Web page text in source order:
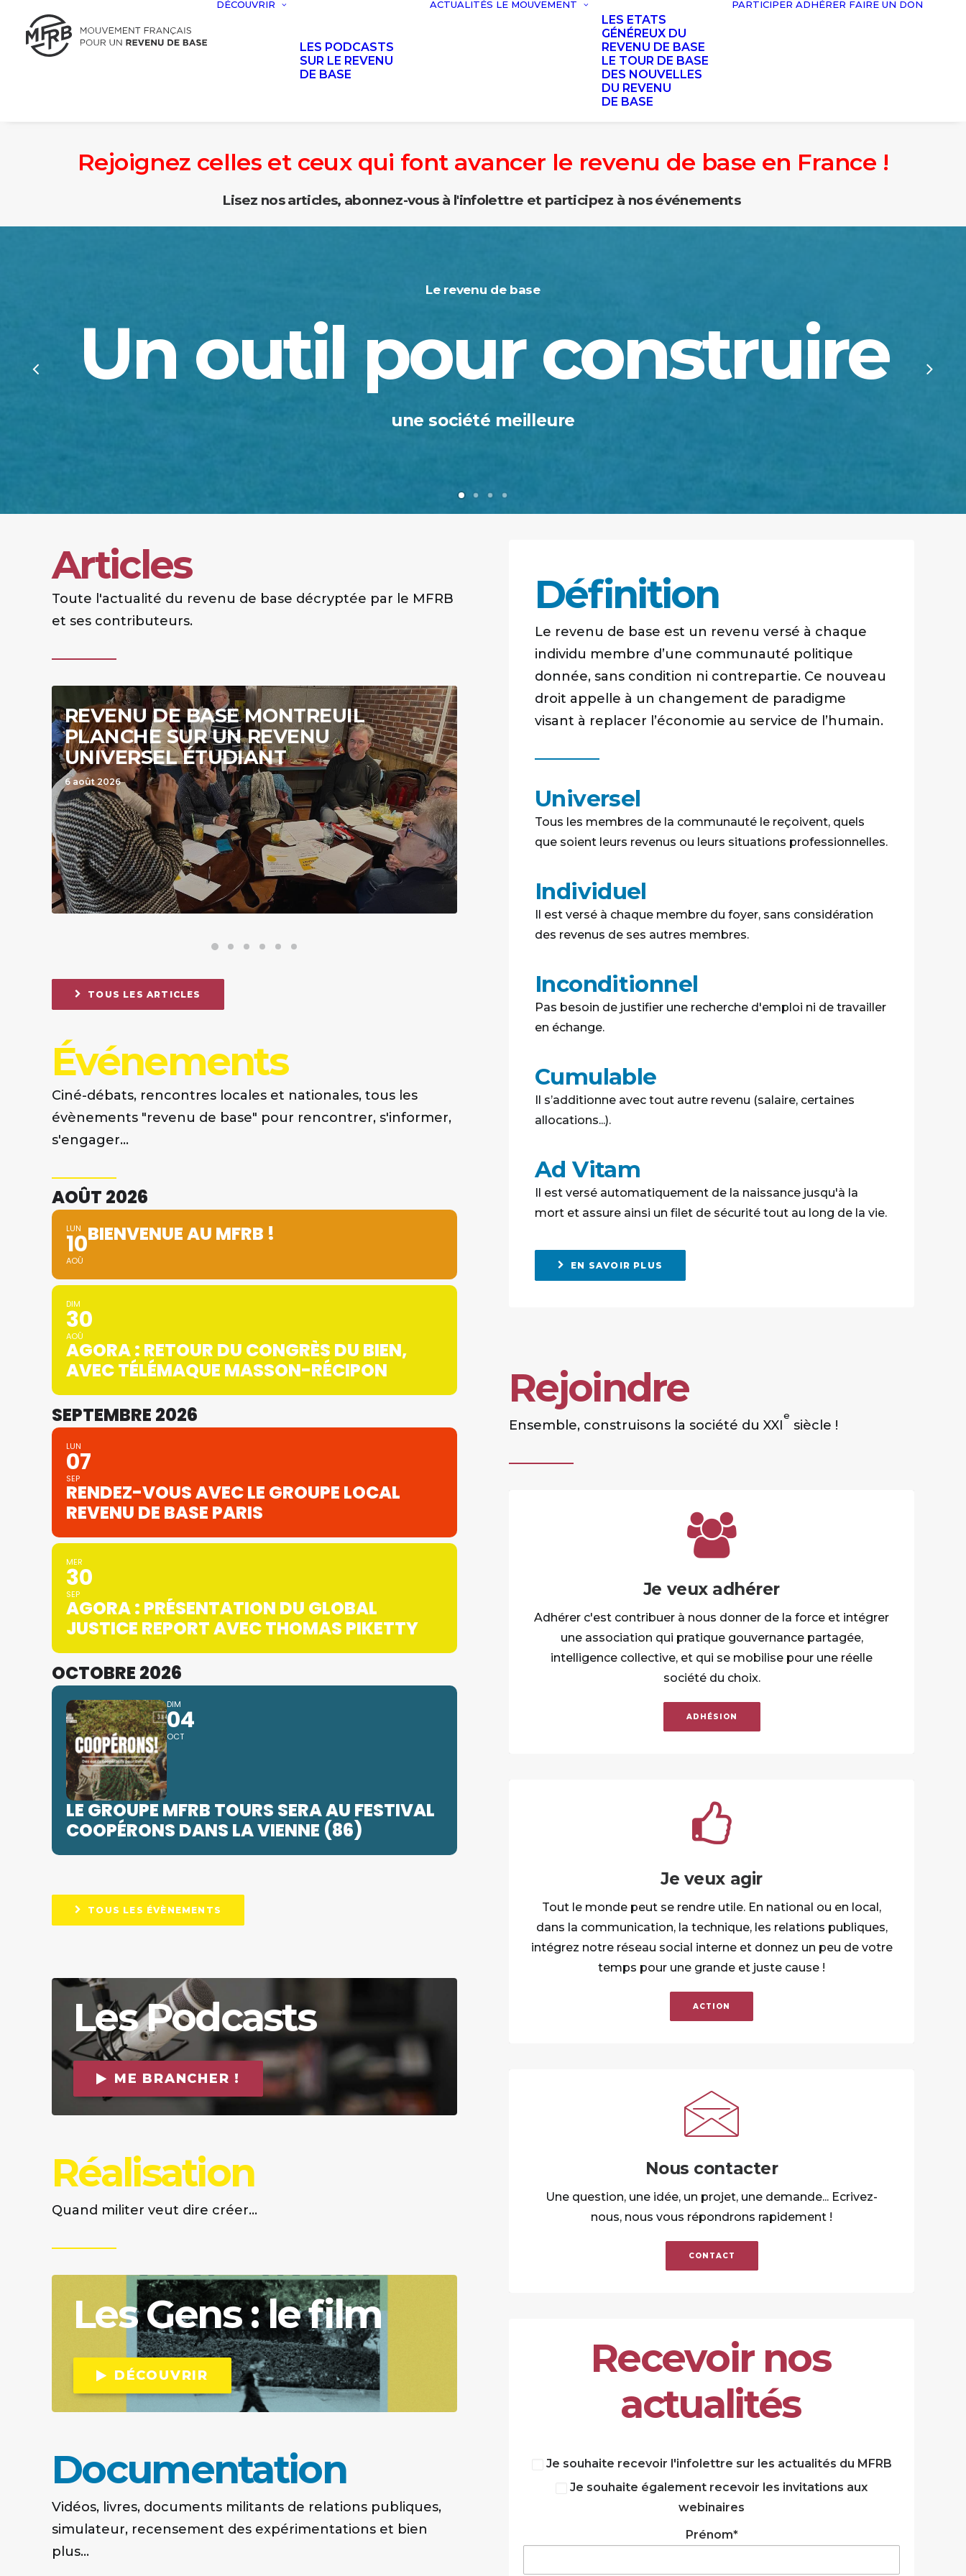
DÉCOUVRIR
LES PODCASTS
SUR LE REVENU
DE BASE
ACTUALITÉS LE MOUVEMENT
LES ETATS
GÉNÉREUX DU
REVENU DE BASE
LE TOUR DE BASE
DES NOUVELLES
DU REVENU
DE BASE
PARTICIPER ADHÉRER FAIRE UN DON
Rejoignez celles et ceux qui font avancer le revenu de base en France !
Lisez nos articles, abonnez-vous à l'infolettre et participez à nos événements
Le revenu de base
Un outil pour construire
une société meilleure
Articles
Toute l'actualité du revenu de base décryptée par le MFRB
et ses contributeurs.
PARIS, GROUPE HISTORIQUE ET
ENGAGÉ SUR PLUSIEURS FRONTS
3 août 2026
LA FABULEUSE HISTOIRE DU GROUPE
LOCAL DE LILLE
20 juillet 2026
TOUS LES ARTICLES
Événements
Ciné-débats, rencontres locales et nationales, tous les
évènements "revenu de base" pour rencontrer, s'informer,
s'engager...
AOÛT 2026
LUN
10
AOÛ
BIENVENUE AU MFRB !
DIM
30
AOÛ
AGORA : RETOUR DU CONGRÈS DU BIEN,
AVEC TÉLÉMAQUE MASSON-RÉCIPON
SEPTEMBRE 2026
LUN
07
SEP
RENDEZ-VOUS AVEC LE GROUPE LOCAL
REVENU DE BASE PARIS
MER
30
SEP
AGORA : PRÉSENTATION DU GLOBAL
JUSTICE REPORT AVEC THOMAS PIKETTY
OCTOBRE 2026
DIM
04
OCT
LE GROUPE MFRB TOURS SERA AU FESTIVAL
COOPÉRONS DANS LA VIENNE (86)
TOUS LES ÉVÈNEMENTS
LesPodcasts
ME BRANCHER !
Réalisation
Quand militer veut dire créer...
LesGens:le film
DÉCOUVRIR
Documentation
Vidéos, livres, documents militants de relations publiques,
simulateur, recensement des expérimentations et bien
plus...
Définition
Le revenu de base est un revenu versé à chaque
individu membre d’une communauté politique
donnée, sans condition ni contrepartie. Ce nouveau
droit appelle à un changement de paradigme
visant à replacer l’économie au service de l’humain.
Universel
Tous les membres de la communauté le reçoivent, quels
que soient leurs revenus ou leurs situations professionnelles.
Individuel
Il est versé à chaque membre du foyer, sans considération
des revenus de ses autres membres.
Inconditionnel
Pas besoin de justifier une recherche d'emploi ni de travailler
en échange.
Cumulable
Il s’additionne avec tout autre revenu (salaire, certaines
allocations...).
Ad Vitam
Il est versé automatiquement de la naissance jusqu'à la
mort et assure ainsi un filet de sécurité tout au long de la vie.
EN SAVOIR PLUS
Rejoindre
Ensemble, construisons la société du XXI
e
siècle !
Je veux adhérer
Adhérer c'est contribuer à nous donner de la force et intégrer
une association qui pratique gouvernance partagée,
intelligence collective, et qui se mobilise pour une réelle
société du choix.
ADHÉSION
Je veux agir
Tout le monde peut se rendre utile. En national ou en local,
dans la communication, la technique, les relations publiques,
intégrez notre réseau social interne et donnez un peu de votre
temps pour une grande et juste cause !
ACTION
Nous contacter
Une question, une idée, un projet, une demande... Ecrivez-
nous, nous vous répondrons rapidement !
CONTACT
Recevoir nos
actualités
Je souhaite recevoir l'infolettre sur les actualités du MFRB
Je souhaite également recevoir les invitations aux
webinaires
Prénom*